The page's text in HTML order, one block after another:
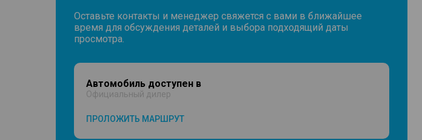
Оставьте контакты и менеджер свяжется с вами в ближайшее
время для обсуждения деталей и выбора подходящий даты
просмотра.
Автомобиль доступен в
Официальный дилер
ПРОЛОЖИТЬ МАРШРУТ